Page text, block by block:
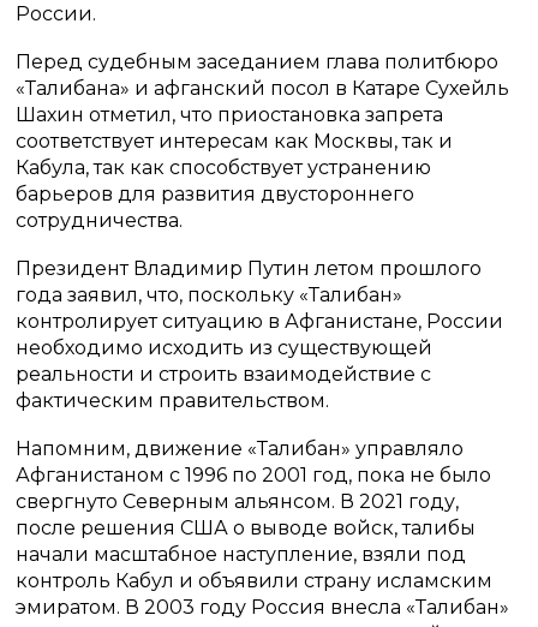
России.
Перед судебным заседанием глава политбюро
«Талибана» и афганский посол в Катаре Сухейль
Шахин отметил, что приостановка запрета
соответствует интересам как Москвы, так и
Кабула, так как способствует устранению
барьеров для развития двустороннего
сотрудничества.
Президент Владимир Путин летом прошлого
года заявил, что, поскольку «Талибан»
контролирует ситуацию в Афганистане, России
необходимо исходить из существующей
реальности и строить взаимодействие с
фактическим правительством.
Напомним, движение «Талибан» управляло
Афганистаном с 1996 по 2001 год, пока не было
свергнуто Северным альянсом. В 2021 году,
после решения США о выводе войск, талибы
начали масштабное наступление, взяли под
контроль Кабул и объявили страну исламским
эмиратом. В 2003 году Россия внесла «Талибан»